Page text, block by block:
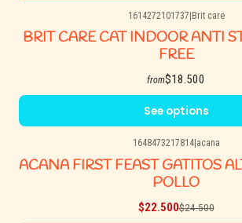
1614272101737 Brit care
BRIT CARE CAT INDOOR ANTI
FREE
from$18.500
See options
1648473217814| acana
ACANA FIRST FEAST GATITOS
POLLO
$22.500$24.500